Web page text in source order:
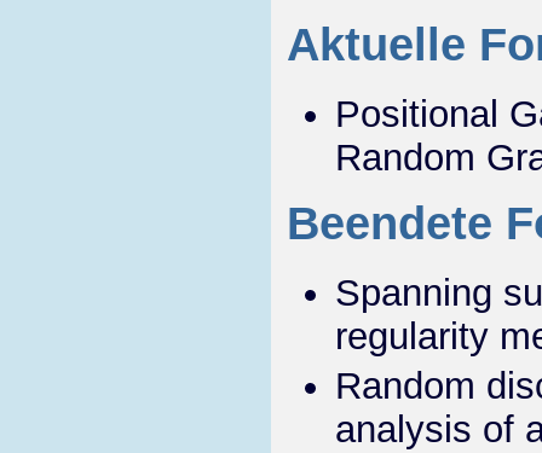
Aktuelle
Positional
Random
Beendete
Spanning
regularity
Random
analysis of